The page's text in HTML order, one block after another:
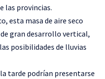
las provincias.
esta masa de aire seco
gran desarrollo vertical,
posibilidades de lluvias
tarde podrían presentarse